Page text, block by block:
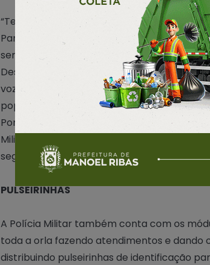
“Temos o policiamento reforçado com
Paraná, mas também temos as unidades
semana, no período com maior circulação
Desta forma, conseguimos promover mais
voz da PMPR, capitão Rafael Risoni. “É
população que nos ajuda a agir de forma
Por isso, contamos sempre com as
Militar para que possamos continuar
segura”.
PULSEIRINHAS
A Polícia Militar também conta com os
toda a orla fazendo atendimentos e dando
distribuindo pulseirinhas de identificação